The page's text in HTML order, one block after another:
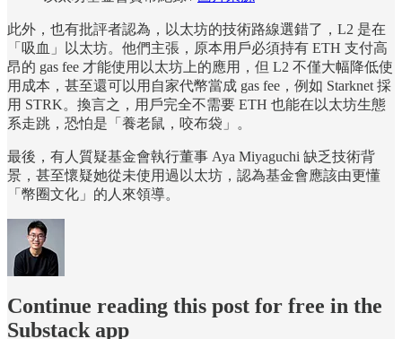
此外，也有批評者認為，以太坊的技術路線選錯了，L2 是在
「吸血」以太坊。他們主張，原本用戶必須持有 ETH 支付高
昂的 gas fee 才能使用以太坊上的應用，但 L2 不僅大幅降低使
用成本，甚至還可以用自家代幣當成 gas fee，例如 Starknet 採
用 STRK。換言之，用戶完全不需要 ETH 也能在以太坊生態
系走跳，恐怕是「養老鼠，咬布袋」。
最後，有人質疑基金會執行董事 Aya Miyaguchi 缺乏技術背
景，甚至懷疑她從未使用過以太坊，認為基金會應該由更懂
「幣圈文化」的人來領導。
Continue reading this post for free in the
Substack app